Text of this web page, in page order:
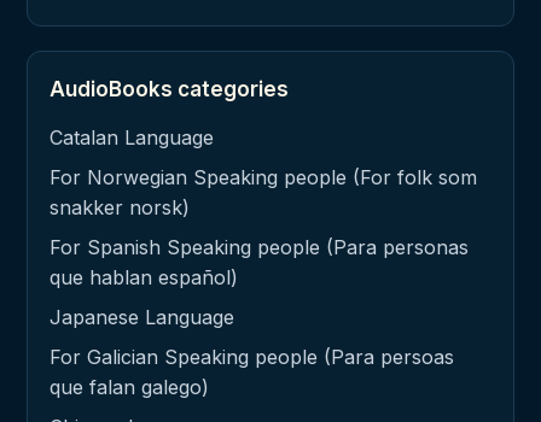
AudioBooks categories
Catalan Language
For Norwegian Speaking people (For folk som
snakker norsk)
For Spanish Speaking people (Para personas
que hablan español)
Japanese Language
For Galician Speaking people (Para persoas
que falan galego)